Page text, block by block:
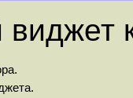
виджет